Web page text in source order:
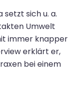
sich u. a.
Umwelt
immer knapper
erklärt er,
bei einem